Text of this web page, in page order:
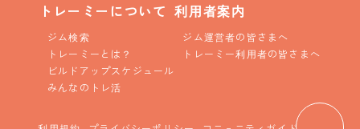
トレーミーについて
ジム検索
トレーミーとは？
ビルドアップスケジュール
みんなのトレ活
利用者案内
ジム運営者の皆さまへ
トレーミー利用者の皆さまへ